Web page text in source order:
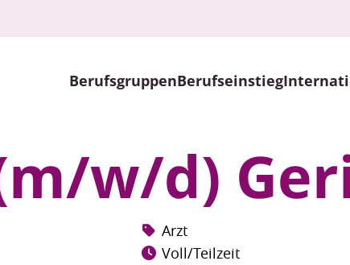
BerufsgruppenBerufseinstieg
w/d)
Arzt
Voll/Teilzeit